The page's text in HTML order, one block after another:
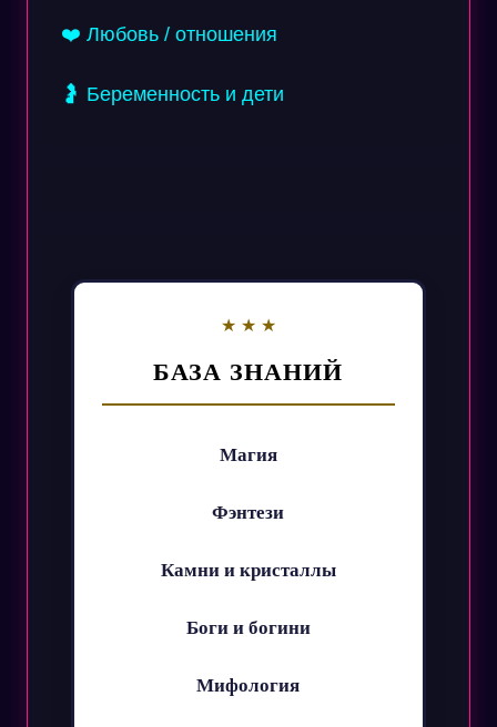
❤️ Любовь / отношения
🤰 Беременность и дети
БАЗА ЗНАНИЙ
Магия
Фэнтези
Камни и кристаллы
Боги и богини
Мифология